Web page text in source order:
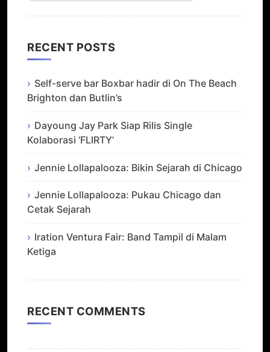
RECENT POSTS
Self-serve bar Boxbar hadir di On The Beach
Brighton dan Butlin’s
Dayoung Jay Park Siap Rilis Single
Kolaborasi ‘FLIRTY’
Jennie Lollapalooza: Bikin Sejarah di Chicago
Jennie Lollapalooza: Pukau Chicago dan
Cetak Sejarah
Iration Ventura Fair: Band Tampil di Malam
Ketiga
RECENT COMMENTS